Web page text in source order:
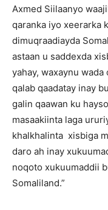
Axmed Siilaanyo
qaranka iyo xeerarka
dimuqraadiayda
astaan u saddexda
yahay, waxaynu
qalab qaadatay inay
galin qaawan ku
masaakiinta laga
khalkhalinta xisbiga
daro ah inay
noqoto xukuumaddii
Somaliland.”